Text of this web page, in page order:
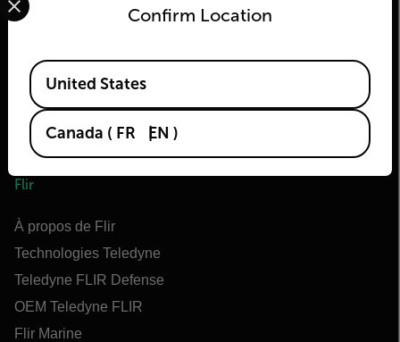
Flir
À propos de Flir
Technologies Teledyne
Teledyne FLIR Defense
OEM Teledyne FLIR
Flir Marine
Confirm Location
Available Locations
United States
Canada ( FR EN )